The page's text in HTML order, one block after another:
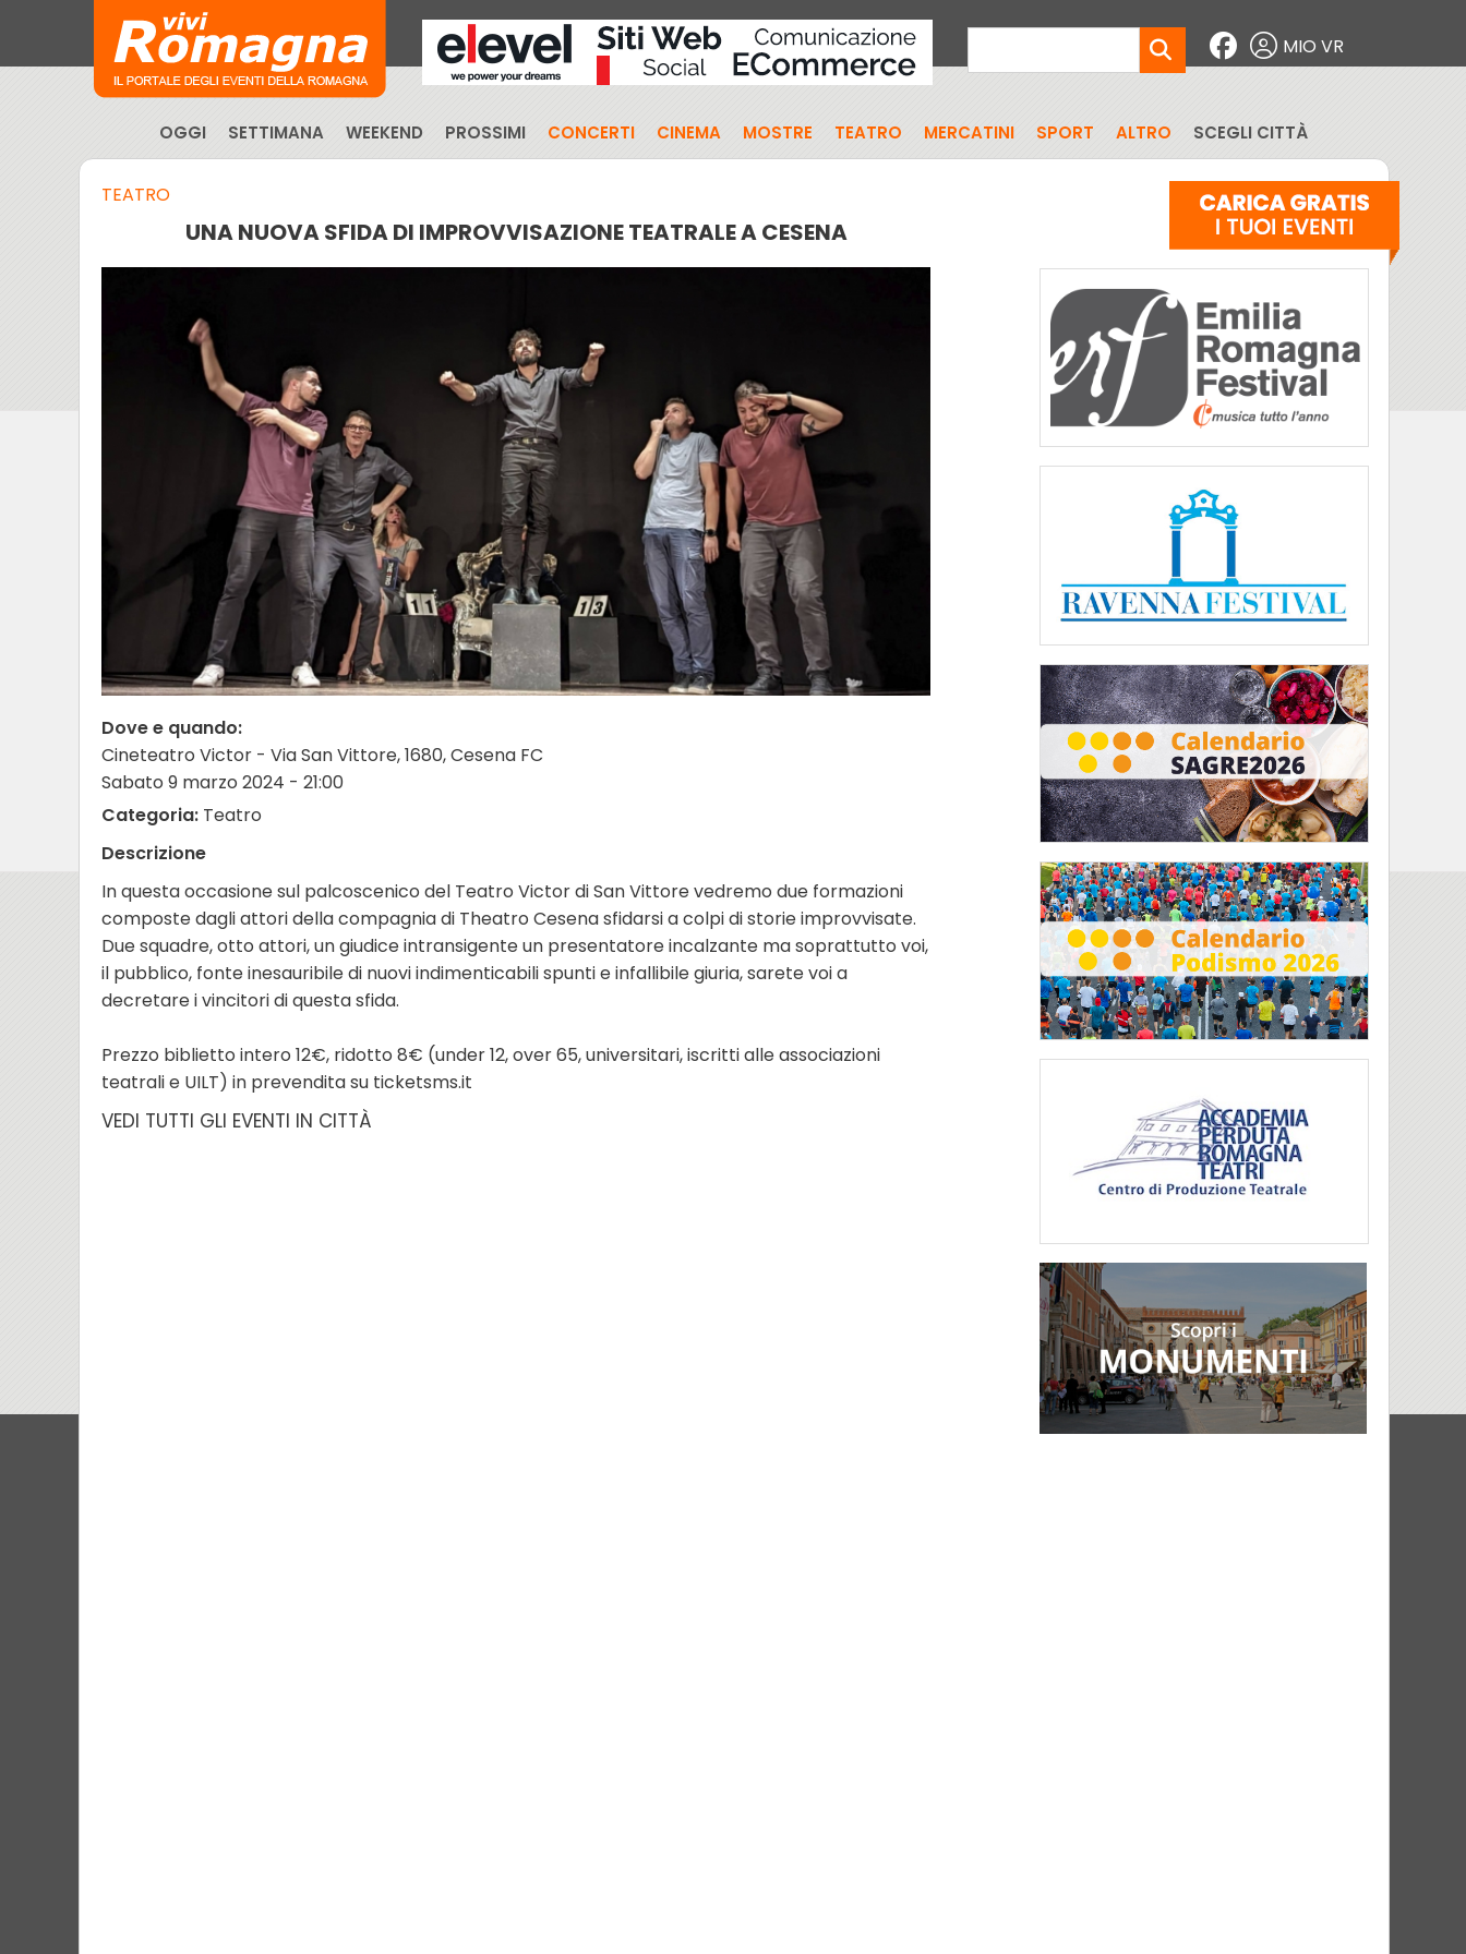
MIO VR
OGGI SETTIMANA WEEKEND PROSSIMI CONCERTI CINEMA MOSTRE TEATRO MERCATINI SPORT ALTRO SCEGLI CITTÀ
TEATRO
UNA NUOVA SFIDA DI IMPROVVISAZIONE TEATRALE A CESENA
Dove e quando:
Cineteatro Victor - Via San Vittore, 1680, Cesena FC
Sabato 9 marzo 2024 - 21:00
Categoria: Teatro
Descrizione
In questa occasione sul palcoscenico del Teatro Victor di San Vittore vedremo due formazioni
composte dagli attori della compagnia di Theatro Cesena sfidarsi a colpi di storie improvvisate.
Due squadre, otto attori, un giudice intransigente un presentatore incalzante ma soprattutto voi,
il pubblico, fonte inesauribile di nuovi indimenticabili spunti e infallibile giuria, sarete voi a
decretare i vincitori di questa sfida.
Prezzo biblietto intero 12€, ridotto 8€ (under 12, over 65, universitari, iscritti alle associazioni
teatrali e UILT) in prevendita su ticketsms.it
VEDI TUTTI GLI EVENTI IN CITTÀ